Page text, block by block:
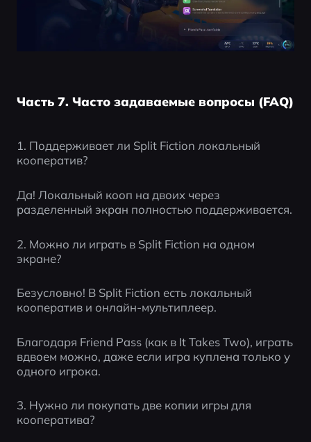
Часть 7. Часто задаваемые вопросы (FAQ)
1. Поддерживает ли Split Fiction локальный
кооператив?
Да! Локальный кооп на двоих через
разделенный экран полностью поддерживается.
2. Можно ли играть в Split Fiction на одном
экране?
Безусловно! В Split Fiction есть локальный
кооператив и онлайн-мультиплеер.
Благодаря Friend Pass (как в It Takes Two), играть
вдвоем можно, даже если игра куплена только у
одного игрока.
3. Нужно ли покупать две копии игры для
кооператива?